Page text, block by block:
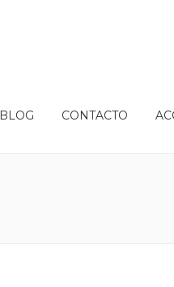
BLOG CONTACTO